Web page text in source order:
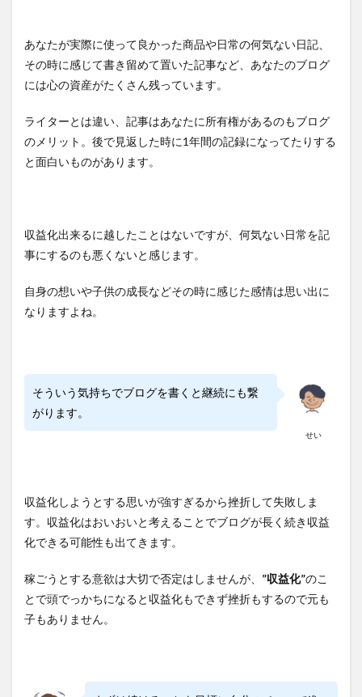
あなたが実際に使って良かった商品や日常の何気ない日記、
その時に感じて書き留めて置いた記事など、あなたのブログ
には心の資産がたくさん残っています。
ライターとは違い、記事はあなたに所有権があるのもブログ
のメリット。後で見返した時に1年間の記録になってたりする
と面白いものがあります。
収益化出来るに越したことはないですが、何気ない日常を記
事にするのも悪くないと感じます。
自身の想いや子供の成長などその時に感じた感情は思い出に
なりますよね。
せい
そういう気持ちでブログを書くと継続にも繋
がります。
収益化しようとする思いが強すぎるから挫折して失敗しま
す。収益化はおいおいと考えることでブログが長く続き収益
化できる可能性も出てきます。
稼ごうとする意欲は大切で否定はしませんが、 ”収益化”のこ
とで頭でっかちになると収益化もできず挫折もするので元も
子もありません。